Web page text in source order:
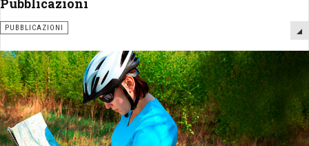
Pubblicazioni
PUBBLICAZIONI